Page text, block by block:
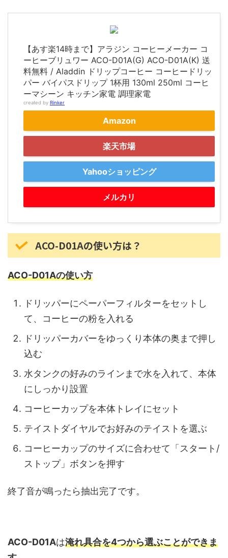
【あす楽14時まで】アラジン コーヒーメーカー コ
ーヒーブリュワー ACO-D01A(G) ACO-D01A(K) 送
料無料 / Aladdin ドリップコーヒー コーヒードリッ
パー バイパスドリップ 1杯用 130ml 250ml コーヒ
ーマシーン キッチン家電 調理家電
created by Rinker
Amazon
楽天市場
Yahooショッピング
メルカリ
ACO-D01Aの使い方は？
ACO-D01Aの使い方
ドリッパーにペーパーフィルターをセットし
て、コーヒーの粉を入れる
ドリッパーカバーをゆっくり本体の奥まで押し
込む
水タンクの好みのラインまで水を入れて、本体
にしっかり設置
コーヒーカップを本体トレイにセット
テイストダイヤルでお好みのテイストを選ぶ
コーヒーカップのサイズに合わせて「スタート/
ストップ」ボタンを押す
終了音が鳴ったら抽出完了です。
ACO-D01Aは淹れ具合を4つから選ぶことができま